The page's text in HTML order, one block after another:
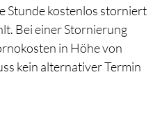
Stunde kostenlos storniert
Bei einer Stornierung
in Höhe von
kein alternativer Termin